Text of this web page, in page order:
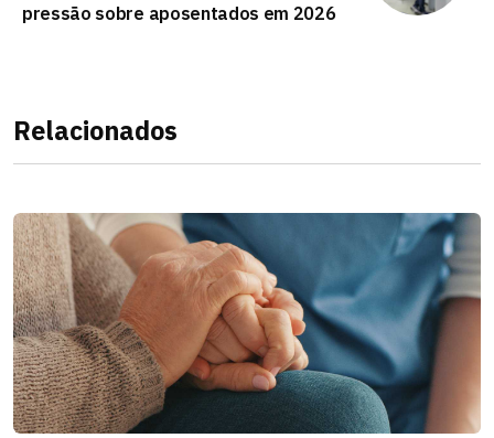
pressão sobre aposentados em 2026
Relacionados